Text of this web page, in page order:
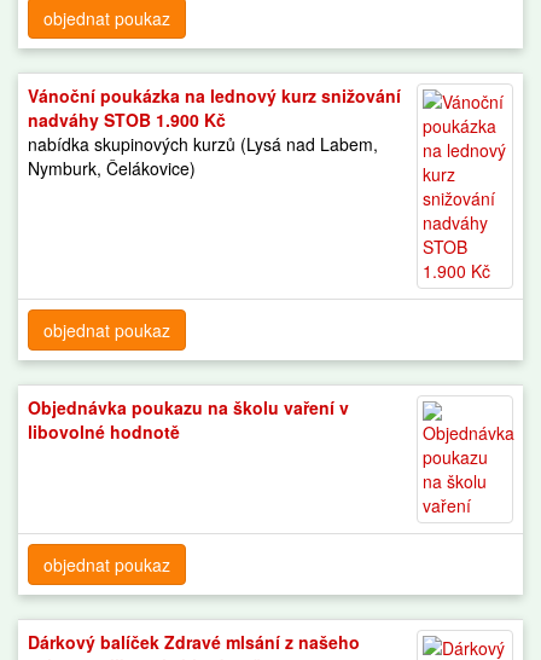
objednat poukaz
Vánoční poukázka na lednový kurz snižování
nadváhy STOB 1.900 Kč
nabídka skupinových kurzů (Lysá nad Labem,
Nymburk, Čelákovice)
objednat poukaz
Objednávka poukazu na školu vaření v
libovolné hodnotě
objednat poukaz
Dárkový balíček Zdravé mlsání z našeho